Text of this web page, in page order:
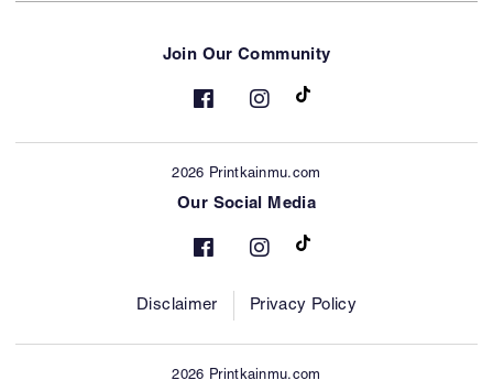
Join Our Community
2026 Printkainmu.com
Our Social Media
Disclaimer Privacy Policy
2026 Printkainmu.com